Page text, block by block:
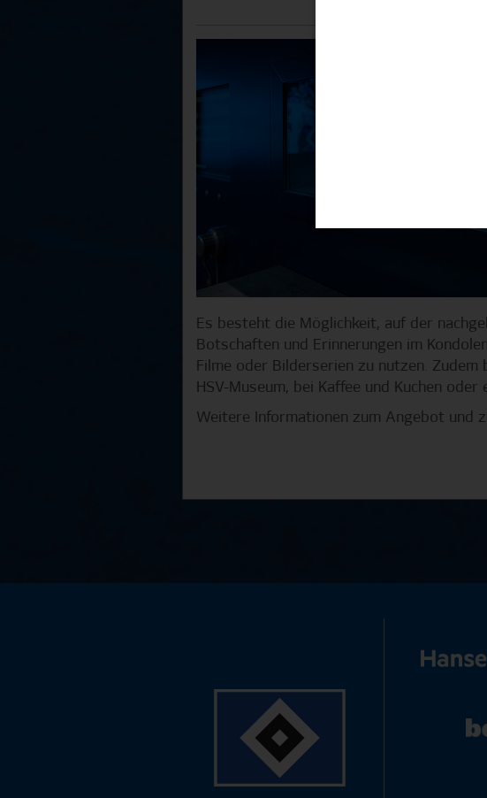
Es besteht die Möglichkeit, auf der
Botschaften und Erinnerungen im
Filme oder Bilderserien zu nutzen.
HSV-Museum, bei Kaffee und Kuchen
Weitere Informationen zum Angebot und